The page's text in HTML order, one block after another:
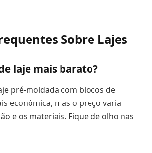
Sobre Lajes
laje mais barato?
pré-moldada com blocos de
econômica, mas o preço varia
e os materiais. Fique de olho nas